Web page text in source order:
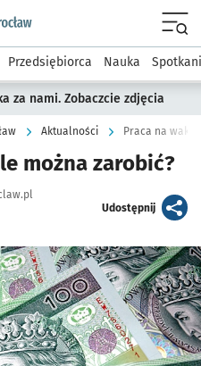
podserwis: Strategia
Przedsiębiorca Nauka
za nami. Zobaczcie zdjęcia
Aktualności Praca na
można zarobić?
Udostępnijartykuł